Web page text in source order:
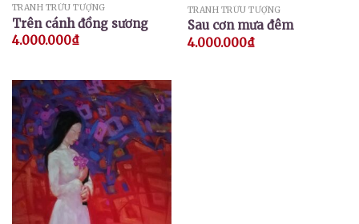
TRANH TRỪU TƯỢNG
Trên cánh đồng sương
4.000.000₫
TRANH TRỪU TƯỢNG
Sau cơn mưa đêm
4.000.000₫